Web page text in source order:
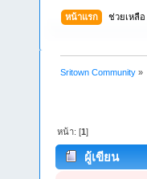
หน้าแรก ช่วยเหลือ
Sritown Community »
หน้า: [1]
ผู้เขียน